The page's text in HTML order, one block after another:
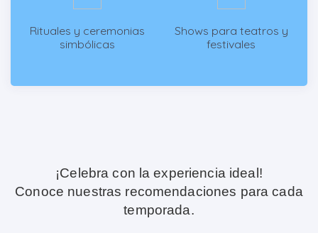
Rituales y ceremonias
simbólicas
Shows para teatros y
festivales
¡Celebra con la experiencia ideal!
Conoce nuestras recomendaciones para cada
temporada.